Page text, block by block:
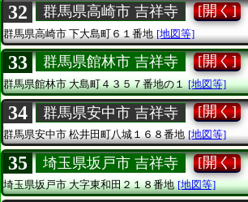
32 群馬県高崎市 吉祥寺 [開く]
群馬県高崎市 下大島町６１番地 [地図等]
33 群馬県館林市 吉祥寺 [開く]
群馬県館林市大島町４３５７番地の１ [地図等]
34 群馬県安中市 吉祥寺 [開く]
群馬県安中市松井田町八城１６８番地 [地図等]
35 埼玉県坂戸市 吉祥寺 [開く]
埼玉県坂戸市大字東和田２１８番地 [地図等]